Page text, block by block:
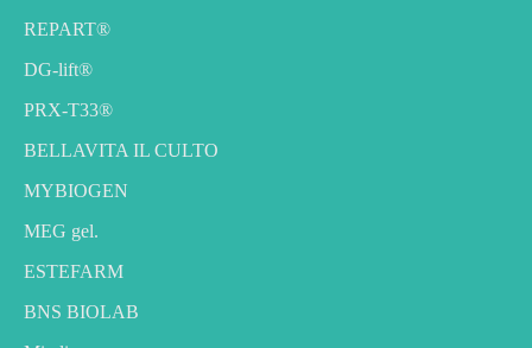
REPART®
DG-lift®️
PRX-T33®
BELLAVITA IL CULTO
MYBIOGEN
MEG gel.
ESTEFARM
BNS BIOLAB